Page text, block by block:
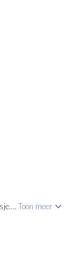
Toon meer